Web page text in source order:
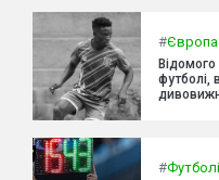
#Європа
футболі,
#